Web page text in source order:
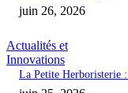
juin 26, 2026
Actualités et
Innovations
La Petite Herboristerie